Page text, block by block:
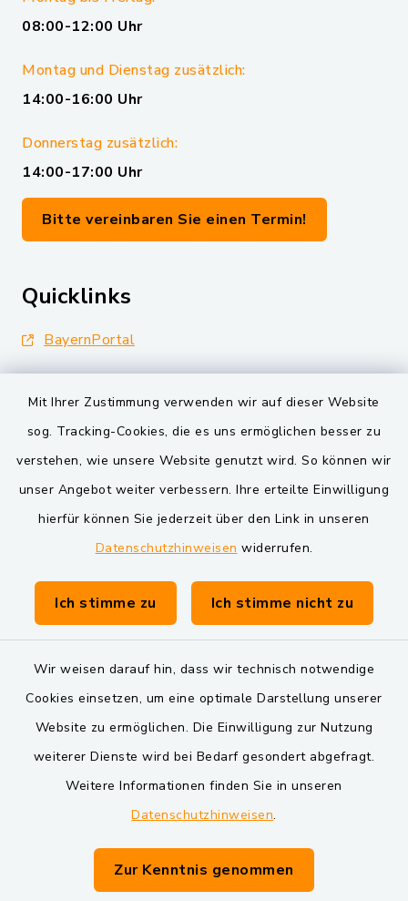
Mit Ihrer Zustimmung verwenden wir auf dieser Website
sog. Tracking-Cookies, die es uns ermöglichen besser zu
verstehen, wie unsere Website genutzt wird. So können wir
unser Angebot weiter verbessern. Ihre erteilte Einwilligung
hierfür können Sie jederzeit über den Link in unseren
Datenschutzhinweisen widerrufen.
Ich stimme zu Ich stimme nicht zu
Wir weisen darauf hin, dass wir technisch notwendige
Cookies einsetzen, um eine optimale Darstellung unserer
Website zu ermöglichen. Die Einwilligung zur Nutzung
weiterer Dienste wird bei Bedarf gesondert abgefragt.
Weitere Informationen finden Sie in unseren
Datenschutzhinweisen.
Zur Kenntnis genommen
08:00-12:00 Uhr
Montag und Dienstag zusätzlich:
14:00-16:00 Uhr
Donnerstag zusätzlich:
14:00-17:00 Uhr
Bitte vereinbaren Sie einen Termin!
Quicklinks
BayernPortal
Landkreis Schwandorf
VG und Gemeinden
Markt Schwarzenfeld
Gemeinde Schwarzach bei Nabburg
Verwaltungsgemeinschaft Schwarzenfeld
Barrierefreiheit
Impressum